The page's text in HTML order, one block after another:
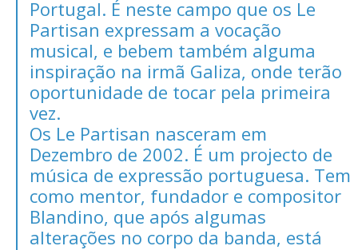
Portugal. É neste campo que os Le
Partisan expressam a vocação
musical, e bebem também alguma
inspiração na irmã Galiza, onde terão
oportunidade de tocar pela primeira
vez.
Os Le Partisan nasceram em
Dezembro de 2002. É um projecto de
música de expressão portuguesa. Tem
como mentor, fundador e compositor
Blandino, que após algumas
alterações no corpo da banda, está